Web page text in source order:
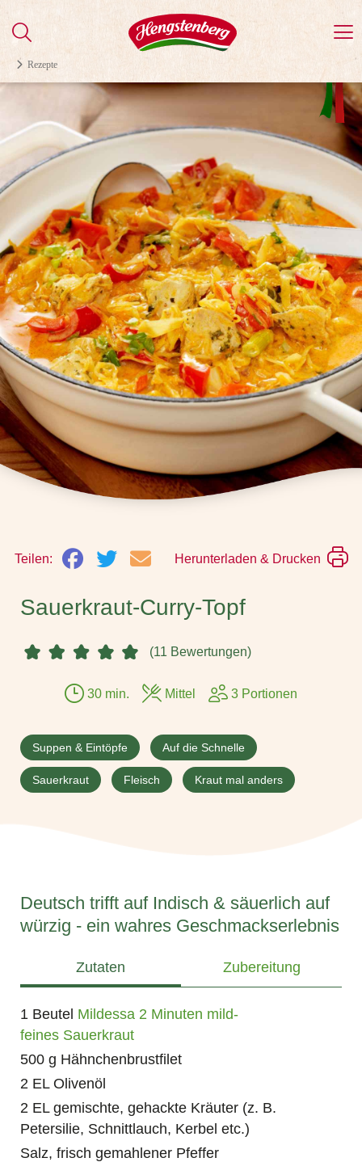
Rezepte
Teilen: Herunterladen & Drucken
Sauerkraut-Curry-Topf
(11 Bewertungen)
30 min. Mittel 3 Portionen
Suppen & Eintöpfe Auf die Schnelle
Sauerkraut Fleisch Kraut mal anders
Deutsch trifft auf Indisch & säuerlich auf
würzig - ein wahres Geschmackserlebnis
Zutaten Zubereitung
1 Beutel Mildessa 2 Minuten mild-
feines Sauerkraut
500 g Hähnchenbrustfilet
2 EL Olivenöl
2 EL gemischte, gehackte Kräuter (z. B.
Petersilie, Schnittlauch, Kerbel etc.)
Salz, frisch gemahlener Pfeffer